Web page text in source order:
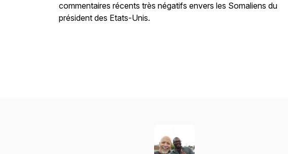
commentaires récents très négatifs envers les Somaliens du
président des Etats-Unis.